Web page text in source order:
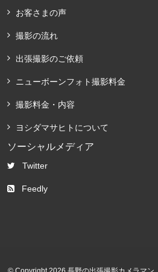
お客さまの声
撮影の流れ
出張撮影のご依頼
ニューボーンフォト撮影料金
撮影料金・内容
ヨシダマサヒトについて
ソーシャルメディア
Twitter
Feedly